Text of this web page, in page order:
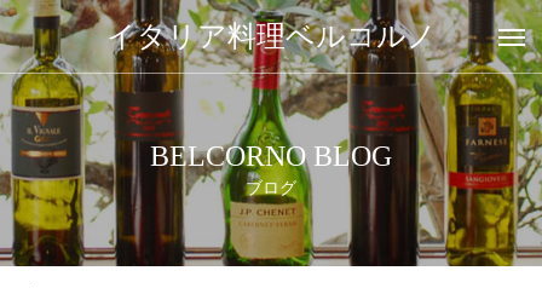
イタリア料理ベルコルノ
BELCORNO BLOG
ブログ